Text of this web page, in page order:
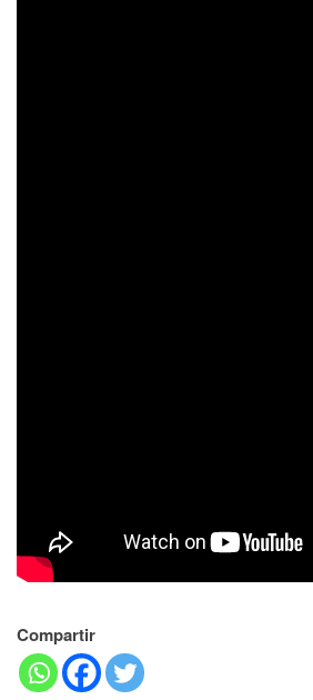
Compartir